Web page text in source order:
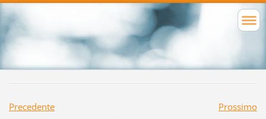
Precedente
Prossimo